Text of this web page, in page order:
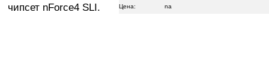
Цена: na
чипсет nForce4 SLI.